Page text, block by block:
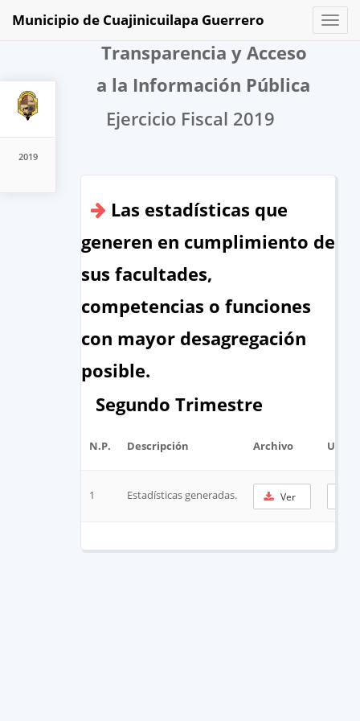
2019
Toggle
Municipio de Cuajinicuilapa Guerrero
Transparencia y Acceso
a la Información Pública
Ejercicio Fiscal 2019
Las estadísticas que
generen en cumplimiento de
sus facultades,
competencias o funciones
con mayor desagregación
posible.
Segundo Trimestre
N.P. Descripción Archivo URL
1 Estadísticas generadas. Ver